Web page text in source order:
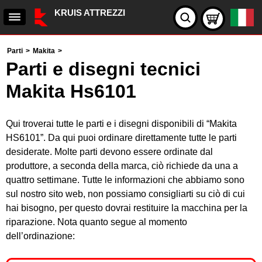
KRUIS ATTREZZI
Parti > Makita >
Parti e disegni tecnici
Makita Hs6101
Qui troverai tutte le parti e i disegni disponibili di “Makita
HS6101”. Da qui puoi ordinare direttamente tutte le parti
desiderate. Molte parti devono essere ordinate dal
produttore, a seconda della marca, ciò richiede da una a
quattro settimane. Tutte le informazioni che abbiamo sono
sul nostro sito web, non possiamo consigliarti su ciò di cui
hai bisogno, per questo dovrai restituire la macchina per la
riparazione. Nota quanto segue al momento
dell’ordinazione: